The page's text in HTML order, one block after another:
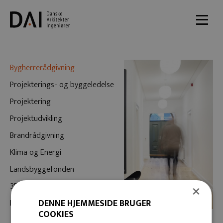
Bygherrerådgivning
Projekterings- og byggeledelse
Projektering
Projektudvikling
Brandrådgivning
Klima og Energi
Landsbyggefonden
3D scanning og registrering
DS 1140
×
DENNE HJEMMESIDE BRUGER
COOKIES